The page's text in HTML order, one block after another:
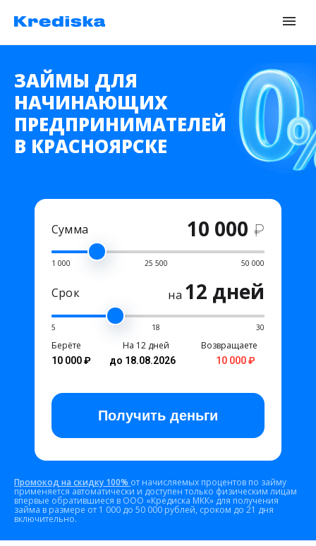
ЗАЙМЫ ДЛЯ
НАЧИНАЮЩИХ
ПРЕДПРИНИМАТЕЛЕЙ
В КРАСНОЯРСКЕ
Сумма 10 000 ₽
1 000 25 500 50 000
Срок на 12 дней
5 18 30
Берёте
10 000 ₽
На 12 дней
до 18.08.2026
Возвращаете
10 000 ₽
Получить деньги
Промокод на скидку 100% от начисляемых процентов по займу
применяется автоматически и доступен только физическим лицам
впервые обратившиеся в ООО «Кредиска МКК» для получения
займа в размере от 1 000 до 50 000 рублей, сроком до 21 дня
включительно.